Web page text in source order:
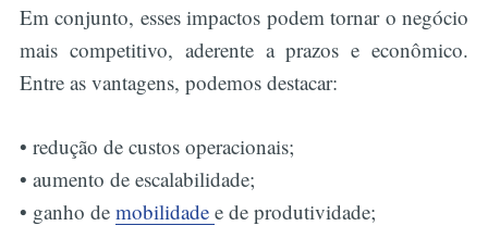
Em conjunto, esses impactos podem tornar o negócio
mais competitivo, aderente a prazos e econômico.
Entre as vantagens, podemos destacar:
• redução de custos operacionais;
• aumento de escalabilidade;
• ganho de mobilidade e de produtividade;